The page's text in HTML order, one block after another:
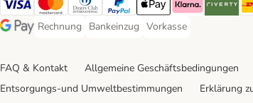
Visa Payment Method
Mastercard Payment Method
Diners Club Payment Method
PayPal Payment Method
Apple Pay Payment
Klarna Payment
Riverty
Google Pay Payment Method
Rechnung
Rechnung Payment Method
Bankeinzug
Bankeinzug Payment Method
Vorkasse
Vorkasse Payment
FAQ & Kontakt Allgemeine Geschäftsbedingungen
Entsorgungs-und Umweltbestimmungen
Erklärung